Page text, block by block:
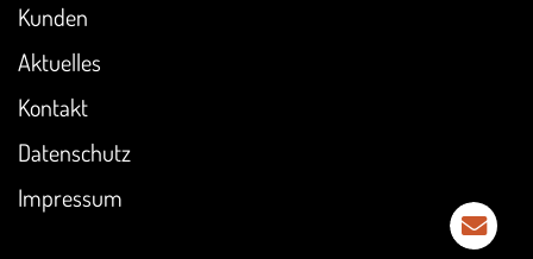
Kunden
Aktuelles
Kontakt
Datenschutz
Impressum